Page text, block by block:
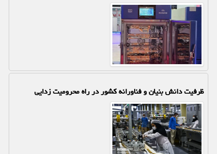
ظرفیت دانش بنیان و فناورانه کشور در راه محرومیت زدایی